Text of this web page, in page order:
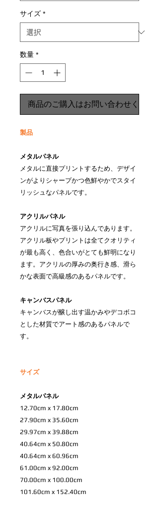
サイズ *
数量 *
商品のご購入はお問い合わせください
製品
メタルパネル
メタルに直接プリントするため、デザイ
ンがよりシャープかつ色鮮やかでスタイ
リッシュなパネルです。
アクリルパネル
アクリルに写真を張り込んであります。
アクリル板やプリントは全てクオリティ
が最も高く、色合いがとても鮮明になり
ます。アクリルの厚みの奥行き感、滑ら
かな表面で高級感のあるパネルです。
キャンバスパネル
キャンバスが醸し出す温かみやデコボコ
とした材質でアート感のあるパネルで
す。
サイズ
メタルパネル
12.70cm x 17.80cm
27.90cm x 35.60cm
29.97cm x 39.88cm
40.64cm x 50.80cm
40.64cm x 60.96cm
61.00cm x 92.00cm
70.00cm x 100.00cm
101.60cm x 152.40cm